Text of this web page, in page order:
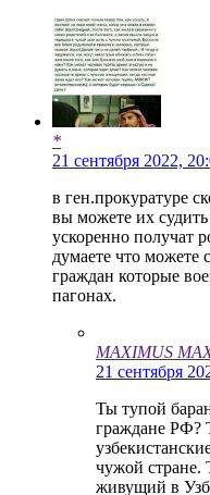
*
21 сентября 2022,
в ген.прокуратуре
вы можете их
ускоренно получат
думаете что можете
граждан которые
пагонах.
MAXIMUS
21 сентября
Ты тупой
граждане РФ?
чужой стране.
живущий в